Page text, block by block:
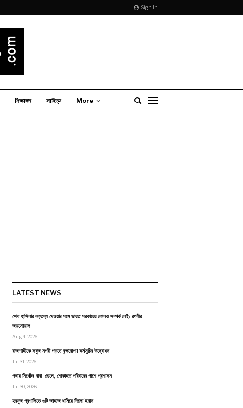
Sign In
শিক্ষাঙ্গন সাহিত্য More
LATEST NEWS
শেখ হাসিনার বক্তব্য দেওয়ার সঙ্গে ভারত সরকারের কোনও সম্পর্ক নেই: রণধীর
জয়সোয়াল
Aug 4, 2026
রাজশাহীকে সবুজ নগরী গড়তে বৃক্ষরোপণ কর্মসূচির উদ্বোধন
Jul 31, 2026
পদ্মায় নিখোঁজ বাবা-ছেলে, শোকাহত পরিবারের পাশে প্রশাসন
Jul 30, 2026
হরমুজ প্রণালিতে ৬টি জাহাজ থামিয়ে দিলো ইরান